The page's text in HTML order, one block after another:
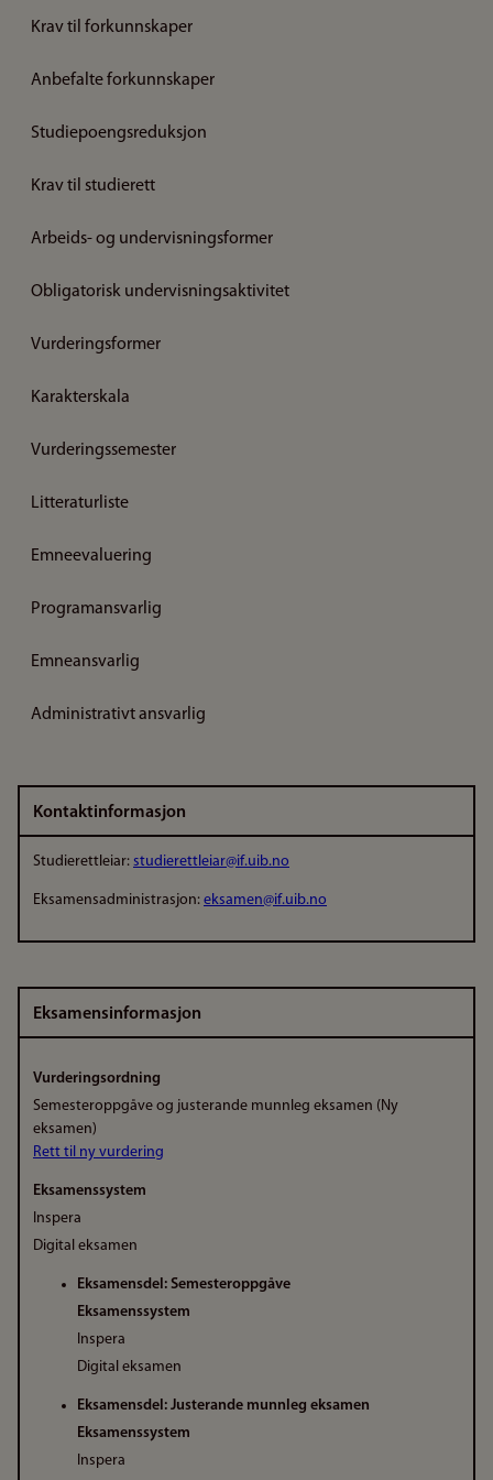
Krav til forkunnskaper
Anbefalte forkunnskaper
Studiepoengsreduksjon
Krav til studierett
Arbeids- og undervisningsformer
Obligatorisk undervisningsaktivitet
Vurderingsformer
Karakterskala
Vurderingssemester
Litteraturliste
Emneevaluering
Programansvarlig
Emneansvarlig
Administrativt ansvarlig
Kontaktinformasjon
Studierettleiar: studierettleiar@if.uib.no
Eksamensadministrasjon: eksamen@if.uib.no
Eksamensinformasjon
Vurderingsordning
Semesteroppgåve og justerande munnleg eksamen (Ny
eksamen)
Rett til ny vurdering
Eksamenssystem
Inspera
Digital eksamen
Eksamensdel: Semesteroppgåve
Eksamenssystem
Inspera
Digital eksamen
Eksamensdel: Justerande munnleg eksamen
Eksamenssystem
Inspera